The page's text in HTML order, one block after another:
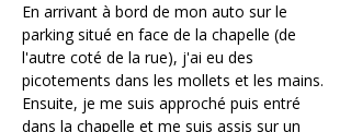
En arrivant à bord de mon auto sur le
parking situé en face de la chapelle (de
l'autre coté de la rue), j'ai eu des
picotements dans les mollets et les mains.
Ensuite, je me suis approché puis entré
dans la chapelle et me suis assis sur un